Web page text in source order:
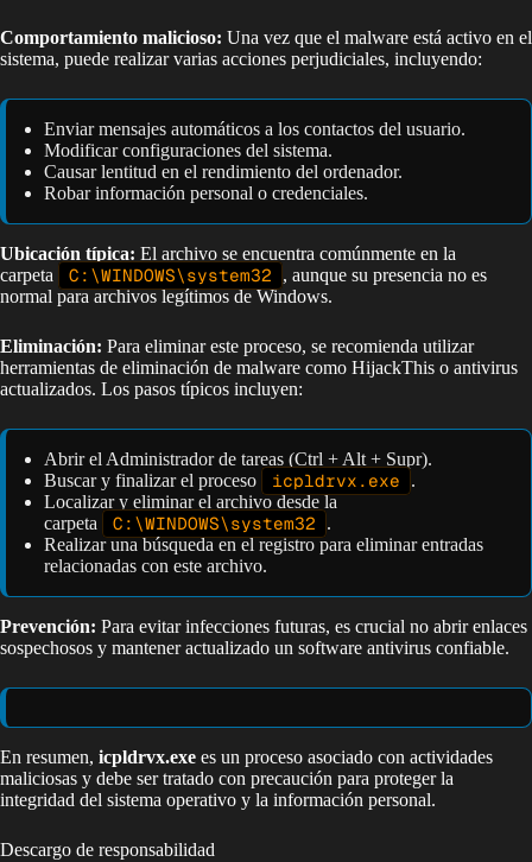
Comportamiento malicioso: Una vez que el malware está activo en el
sistema, puede realizar varias acciones perjudiciales, incluyendo:
Enviar mensajes automáticos a los contactos del usuario.
Modificar configuraciones del sistema.
Causar lentitud en el rendimiento del ordenador.
Robar información personal o credenciales.
Ubicación típica: El archivo se encuentra comúnmente en la
carpeta
C:\WINDOWS\system32
, aunque su presencia no es
normal para archivos legítimos de Windows.
Eliminación: Para eliminar este proceso, se recomienda utilizar
herramientas de eliminación de malware como HijackThis o antivirus
actualizados. Los pasos típicos incluyen:
Abrir el Administrador de tareas (Ctrl + Alt + Supr).
Buscar y finalizar el proceso
icpldrvx.exe
.
Localizar y eliminar el archivo desde la
carpeta
C:\WINDOWS\system32
.
Realizar una búsqueda en el registro para eliminar entradas
relacionadas con este archivo.
Prevención: Para evitar infecciones futuras, es crucial no abrir enlaces
sospechosos y mantener actualizado un software antivirus confiable.
En resumen, icpldrvx.exe es un proceso asociado con actividades
maliciosas y debe ser tratado con precaución para proteger la
integridad del sistema operativo y la información personal.
Descargo de responsabilidad